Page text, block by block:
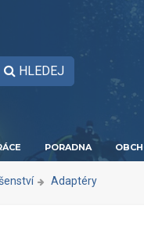
HLEDEJ
PORADNA
Adaptéry